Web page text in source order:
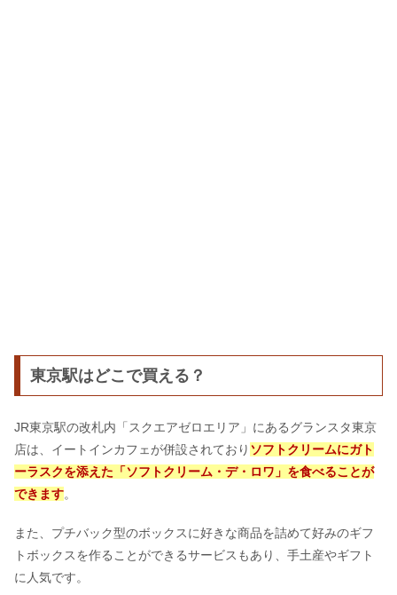
東京駅はどこで買える？
JR東京駅の改札内「スクエアゼロエリア」にあるグランスタ東京
店は、イートインカフェが併設されており ソフトクリームにガト
ーラスクを添えた「ソフトクリーム・デ・ロワ」を食べることが
できます。
また、プチバック型のボックスに好きな商品を詰めて好みのギフ
トボックスを作ることができるサービスもあり、手土産やギフト
に人気です。